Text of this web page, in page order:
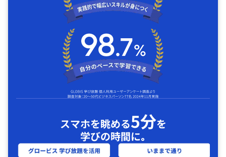
スマホを眺める5分を
学びの時間に｡